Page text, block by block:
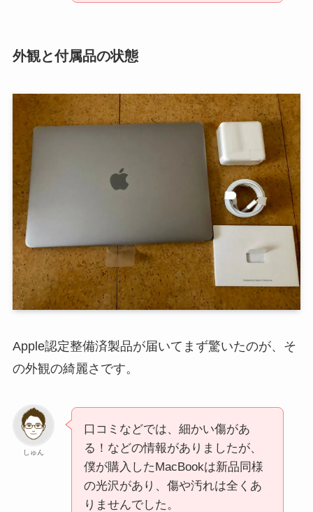
外観と付属品の状態
Apple認定整備済製品が届いてまず驚いたのが、そ
の外観の綺麗さです。
しゅん
口コミなどでは、細かい傷があ
る！などの情報がありましたが、
僕が購入したMacBookは新品同様
の光沢があり、傷や汚れは全くあ
りませんでした。